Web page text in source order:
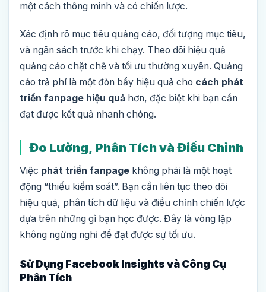
một cách thông minh và có chiến lược.
Xác định rõ mục tiêu quảng cáo, đối tượng mục tiêu,
và ngân sách trước khi chạy. Theo dõi hiệu quả
quảng cáo chặt chẽ và tối ưu thường xuyên. Quảng
cáo trả phí là một đòn bẩy hiệu quả cho cách phát
triển fanpage hiệu quả hơn, đặc biệt khi bạn cần
đạt được kết quả nhanh chóng.
Đo Lường, Phân Tích và Điều Chỉnh
Việc phát triển fanpage không phải là một hoạt
động “thiếu kiểm soát”. Bạn cần liên tục theo dõi
hiệu quả, phân tích dữ liệu và điều chỉnh chiến lược
dựa trên những gì bạn học được. Đây là vòng lặp
không ngừng nghỉ để đạt được sự tối ưu.
Sử Dụng Facebook Insights và Công Cụ
Phân Tích